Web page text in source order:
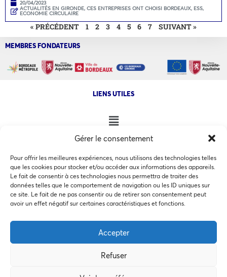
Gérer le consentement
Pour offrir les meilleures expériences, nous utilisons des technologies telles
que les cookies pour stocker et/ou accéder aux informations des appareils.
Le fait de consentir à ces technologies nous permettra de traiter des
données telles que le comportement de navigation ou les ID uniques sur
ce site. Le fait de ne pas consentir ou de retirer son consentement peut
avoir un effet négatif sur certaines caractéristiques et fonctions.
Accepter
Refuser
Ce site utilise des cookies pour les statistiques et pour
politique de confidentialité
Accepter
20/04/2023
ACTUALITÉS EN GIRONDE, CES ENTREPRISES ONT CHOISI BORDEAUX, ESS,
ECONOMIE CIRCULAIRE
« PRÉCÉDENT 1 2 3 4 5 6 7 SUIVANT »
MEMBRES FONDATEURS
LIENS UTILES
NOS AUTRES SITES
COPYRIGHT @ 2026 - INVEST IN BORDEAUX - 32 Allées d'Orléans